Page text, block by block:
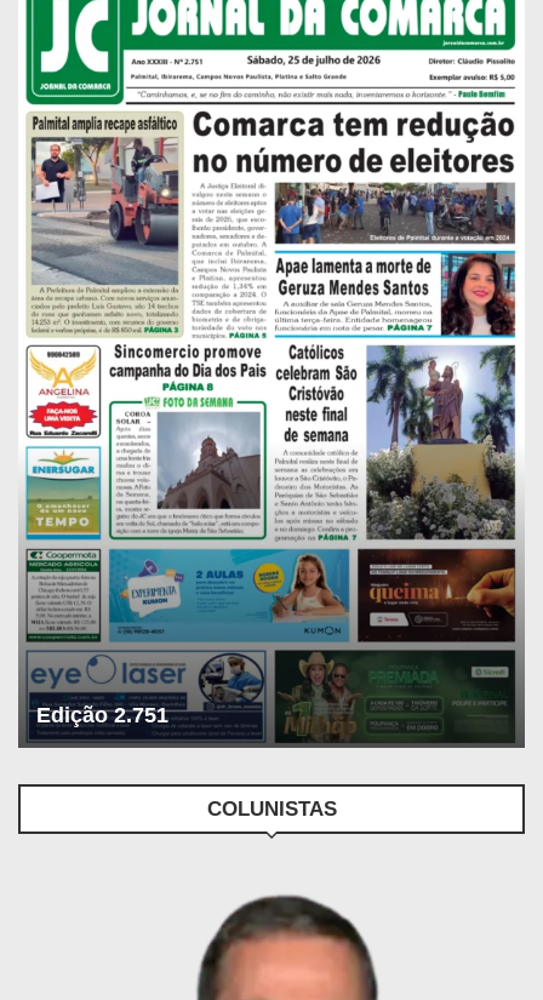
Edição 2.751
COLUNISTAS